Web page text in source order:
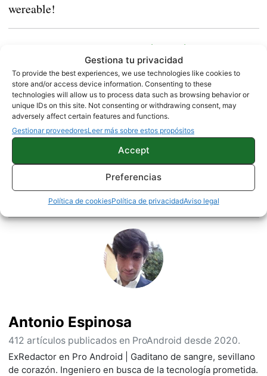
Gestiona tu privacidad
To provide the best experiences, we use technologies like cookies to
store and/or access device information. Consenting to these
technologies will allow us to process data such as browsing behavior or
unique IDs on this site. Not consenting or withdrawing consent, may
adversely affect certain features and functions.
Gestionar proveedoresLeer más sobre estos propósitos
Accept
Preferencias
Política de cookiesPolítica de privacidadAviso legal
wereable!
Los rumores sobre un OnePlus 3 Plus cogen más
fuerza cada día
Enlace Promoción wereables Geekbuying
NOTICIAS
Sobre este autor
Antonio Espinosa
412 artículos publicados en ProAndroid desde 2020.
ExRedactor en Pro Android | Gaditano de sangre, sevillano
de corazón. Ingeniero en busca de la tecnología prometida.